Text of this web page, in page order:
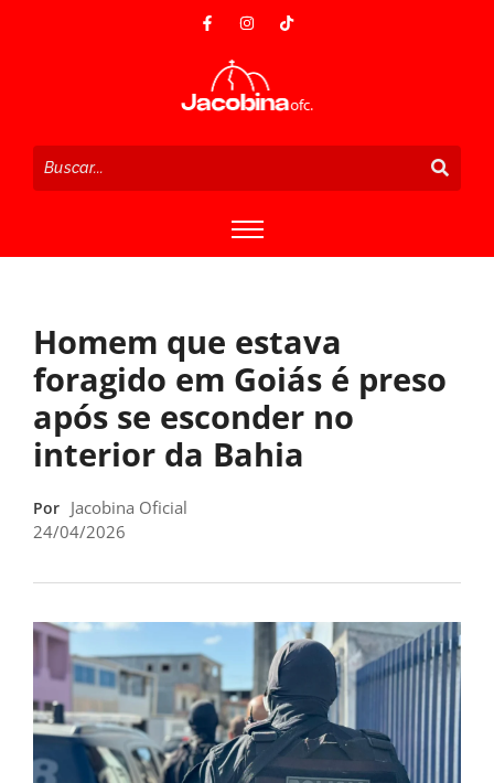
Homem que estava
foragido em Goiás é preso
após se esconder no
interior da Bahia
Por Jacobina Oficial
24/04/2026